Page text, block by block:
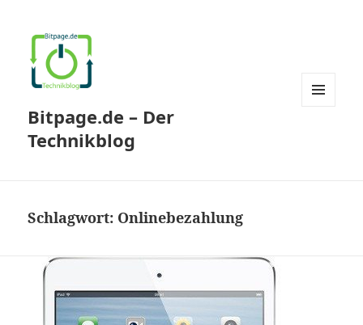
Bitpage.de – Der
Technikblog
Schlagwort: Onlinebezahlung